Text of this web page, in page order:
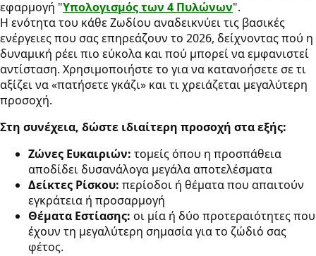
εφαρμογή "Υπολογισμός των 4 Πυλώνων".
Η ενότητα του κάθε Ζωδίου αναδεικνύει τις βασικές
ενέργειες που σας επηρεάζουν το 2026, δείχνοντας πού η
δυναμική ρέει πιο εύκολα και πού μπορεί να εμφανιστεί
αντίσταση. Χρησιμοποιήστε το για να κατανοήσετε σε τι
αξίζει να «πατήσετε γκάζι» και τι χρειάζεται μεγαλύτερη
προσοχή.
Στη συνέχεια, δώστε ιδιαίτερη προσοχή στα εξής:
Ζώνες Ευκαιριών: τομείς όπου η προσπάθεια
αποδίδει δυσανάλογα μεγάλα αποτελέσματα
Δείκτες Ρίσκου: περίοδοι ή θέματα που απαιτούν
εγκράτεια ή προσαρμογή
Θέματα Εστίασης: οι μία ή δύο προτεραιότητες που
έχουν τη μεγαλύτερη σημασία για το ζώδιό σας
φέτος.